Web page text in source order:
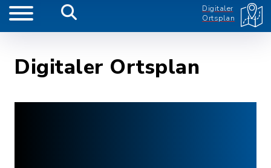
Digitaler
Ortsplan
Digitaler Ortsplan